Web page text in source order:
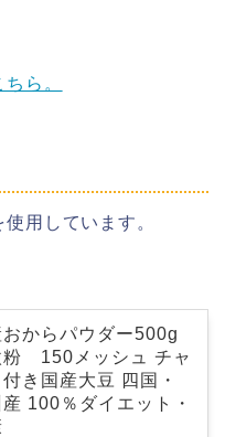
ら。
用しています。
おからパウダー500g
粉 150メッシュ チャ
付き国産大豆 四国・
100％ダイエット・